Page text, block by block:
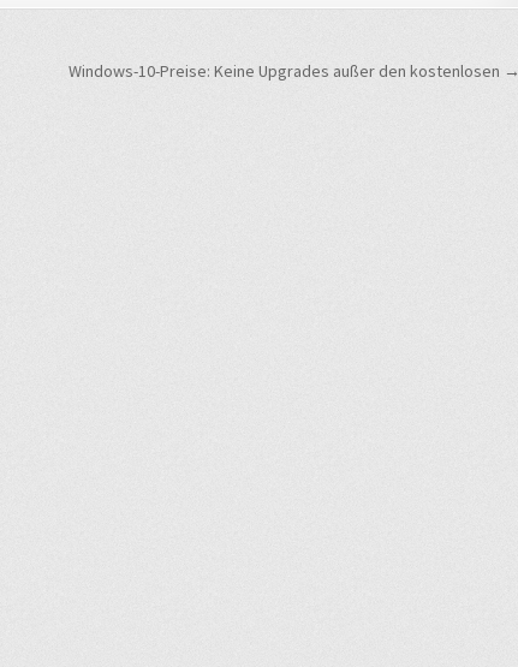
Windows-10-Preise: Keine Upgrades außer den kostenlosen →